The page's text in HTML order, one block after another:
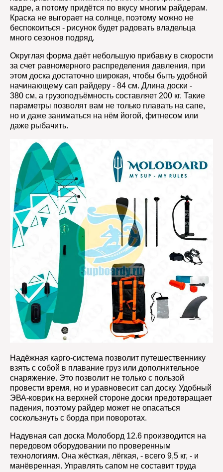
кадре, а потому придётся по вкусу многим райдерам.
Краска не выгорает на солнце, поэтому можно не
беспокоиться - рисунок будет радовать владельца
много сезонов подряд.
Округлая форма даёт небольшую прибавку в скорости
за счет равномерного распределения давления, при
этом доска достаточно широкая, чтобы быть удобной
начинающему сап райдеру - 84 см. Длина доски -
380 см, а грузоподъёмность составляет 200 кг. Такие
параметры позволят вам не только плавать на сапе,
но и даже заниматься на нём йогой, фитнесом или
даже рыбачить.
Надёжная карго-система позволит путешественнику
взять с собой в плавание груз или дополнительное
снаряжение. Это позволит не только с пользой
провести время, но и уравновесит сап доску. Удобный
ЭВА-коврик на верхней стороне доски предотвращает
падения, поэтому райдер может не опасаться
соскользнуть с борда при поворотах.
Надувная сап доска Молоборд 12.6 производится на
передовом оборудовании по проверенным
технологиям. Она жёсткая, лёгкая, - всего 9,5 кг, - и
манёвренная. Управлять сапом не составит труда